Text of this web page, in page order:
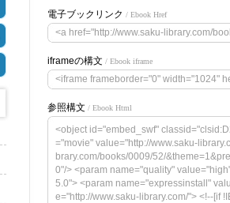
電子ブックリンク / Ebook Href
<a href="http://www.saku-library.com/
iframeの構文 / Ebook iframe
<iframe frameborder="0" width="1024"
参照構文 / Ebook Html
<object id="embed_swf"
="movie" value="http://www.saku-
brary.com/books/0009/52/
0"/> <param name="quality"
5.0"> <param name="expressinstall"
e="http://www.saku-library.com/"> <!--[if